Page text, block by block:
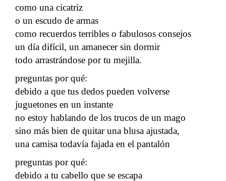
como una cicatriz
o un escudo de armas
como recuerdos terribles o fabulosos consejos
un día difícil, un amanecer sin dormir
todo arrastrándose por tu mejilla.
preguntas por qué:
debido a que tus dedos pueden volverse
juguetones en un instante
no estoy hablando de los trucos de un mago
sino más bien de quitar una blusa ajustada,
una camisa todavía fajada en el pantalón
preguntas por qué:
debido a tu cabello que se escapa